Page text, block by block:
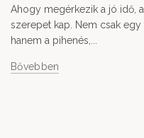
Ahogy megérkezik a jó idő,
szerepet kap. Nem csak
hanem a pihenés,...
Bővebben